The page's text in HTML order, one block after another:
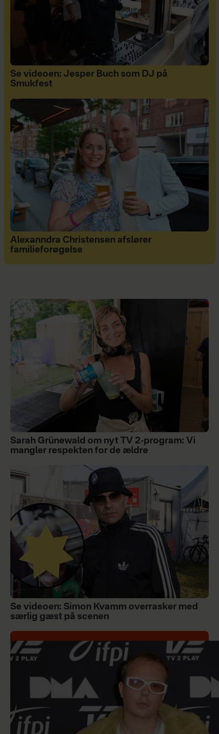
Se videoen: Jesper Buch som DJ på
Smukfest
Alexanndra Christensen afslører
familieforøgelse
Sarah Grünewald om nyt TV 2-program: Vi
mangler respekten for de ældre
Se videoen: Simon Kvamm overrasker med
særlig gæst på scenen